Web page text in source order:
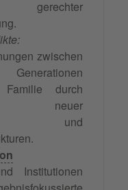
zwischen
durch
neuer
und
Institutionen